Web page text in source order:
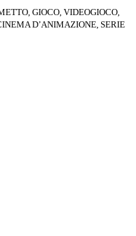
GIOCO, VIDEOGIOCO,
D’ANIMAZIONE, SERIE